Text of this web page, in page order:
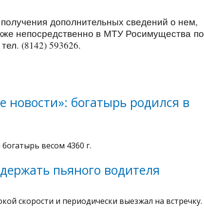
дополнительных сведений о нем,
непосредственно в МТУ Росимущества по
(8142) 593626.
богатырь родился в
весом 4360 г.
пьяного водителя
скорости и периодически выезжал на встречку.